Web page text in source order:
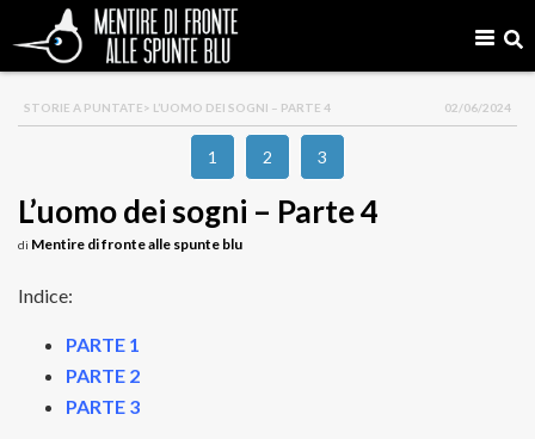
STORIE A PUNTATE> L’UOMO DEI SOGNI – PARTE 4 02/06/2024
1 2 3
L’uomo dei sogni – Parte 4
di Mentire di fronte alle spunte blu
Indice:
PARTE 1
PARTE 2
PARTE 3